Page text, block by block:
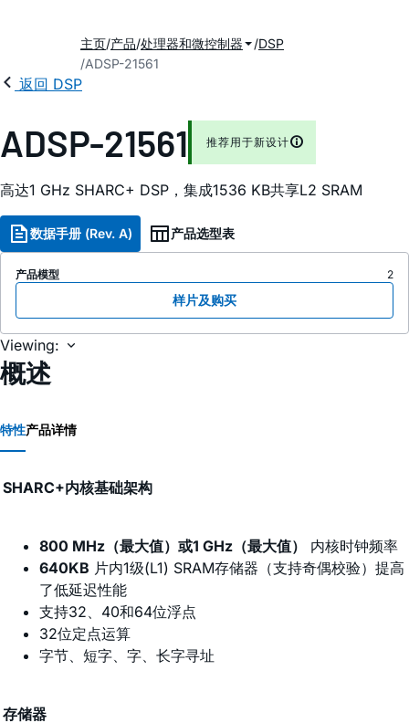
主页 产品 处理器和微控制器
DSP
ADSP-21561
返回 DSP
ADSP-21561 推荐用于新设计
高达1 GHz SHARC+ DSP，集成1536 KB共享L2 SRAM
数据手册 (Rev. A) 产品选型表
产品模型 2
样片及购买
Viewing:
概述
特性产品详情
SHARC+内核基础架构
800 MHz（最大值）或1 GHz（最大值）
内核时钟频率
640KB 片内1级(L1) SRAM存储器（支持奇偶校验）提高
了低延迟性能
支持32、40和64位浮点
32位定点运算
字节、短字、字、长字寻址
存储器